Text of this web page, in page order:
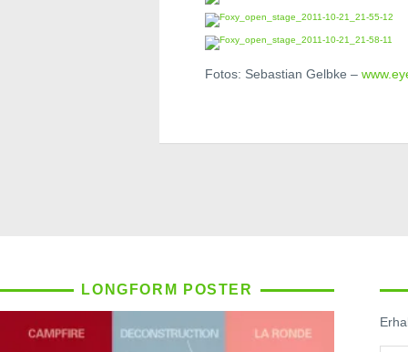
Fotos: Sebastian Gelbke –
LONGFORM POSTER